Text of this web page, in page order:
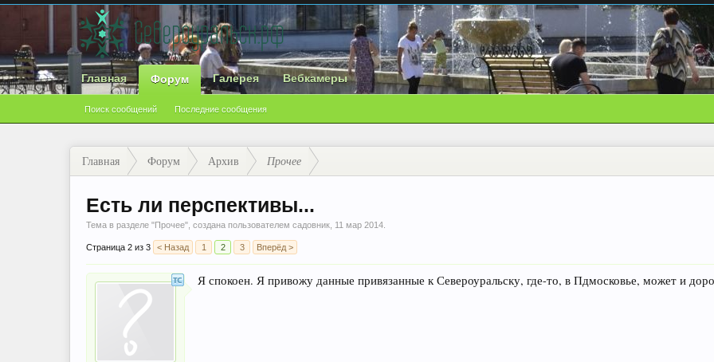
Главная Форум
Поиск сообщений Последние сообщения
Галерея Вебкамеры
Главная Форум Архив Прочее
Есть ли перспективы...
Тема в разделе "Прочее", создана пользователем садовник 11 мар 2014
Страница 2 из 3 < Назад 1 2 3 Вперёд >
Я спокоен. Я привожу данные привязанные к Североуральску, где-то, в Пдмосковье, может и